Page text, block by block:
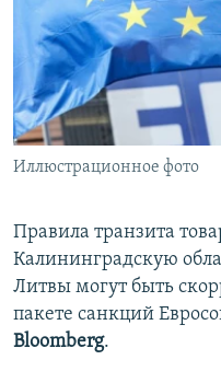
ПОБЕДИТЕЛЕЙ НЕ СУДЯТ?
КРЫМ.НЕПОКОРЕННЫЙ
ELIFBE
УКРАИНСКАЯ ПРОБЛЕМА
ПРИСОЕДИНЯЙТЕСЬ!
Все сайты RFE/RL
Иллюстрационное фото
Правила транзита
Калининградскую
Литвы могут быть
пакете санкций
Bloomberg.